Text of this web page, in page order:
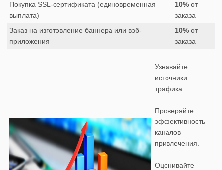
Покупка SSL-сертификата (единовременная
выплата)
10% от
заказа
Заказ на изготовление баннера или вэб-
приложения
10% от
заказа
Узнавайте
источники
трафика.
Проверяйте
эффективность
каналов
привлечения.
Оценивайте